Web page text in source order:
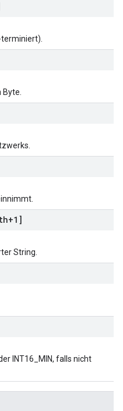
terminiert).
String.
INT16_MIN, falls nicht